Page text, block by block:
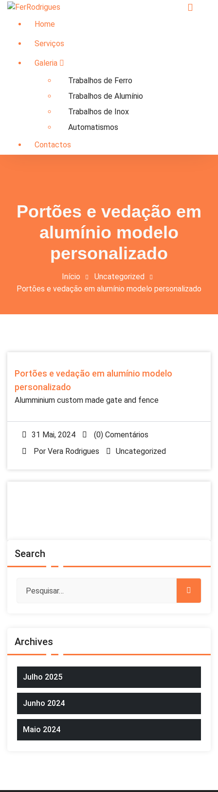
Saltar
conteúdo
Home
Serviços
Galeria
Trabalhos de Ferro
Trabalhos de Alumínio
Trabalhos de Inox
Automatismos
Contactos
Portões e vedação em
alumínio modelo
personalizado
Início
Uncategorized
Portões e vedação em alumínio modelo personalizado
Portões e vedação em alumínio modelo
personalizado
Alumminium custom made gate and fence
31 Mai, 2024
(0) Comentários
Por Vera Rodrigues Uncategorized
Search
Archives
Julho 2025
Junho 2024
Maio 2024